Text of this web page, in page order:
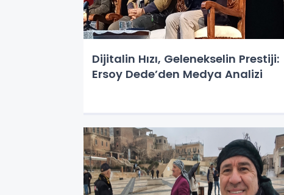
Dijitalin Hızı, Gelenekselin Prestiji:
Ersoy Dede’den Medya Analizi